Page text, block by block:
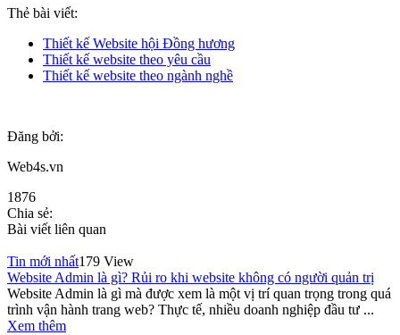
Thẻ bài viết:
Thiết kế Website hội Đồng hương
Thiết kế website theo yêu cầu
Thiết kế website theo ngành nghề
Đăng bởi:
Web4s.vn
1876
Chia sẻ:
Bài viết liên quan
Tin mới nhất179 View
Website Admin là gì? Rủi ro khi website không có người quản trị
Website Admin là gì mà được xem là một vị trí quan trọng trong quá
trình vận hành trang web? Thực tế, nhiều doanh nghiệp đầu tư ...
Xem thêm